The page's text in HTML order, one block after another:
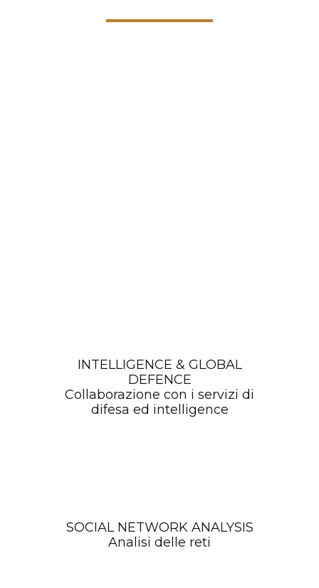
INTELLIGENCE & GLOBAL
DEFENCE
Collaborazione con i servizi di
difesa ed intelligence
SOCIAL NETWORK ANALYSIS
Analisi delle reti